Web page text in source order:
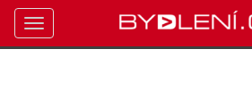
Toggle
navigation